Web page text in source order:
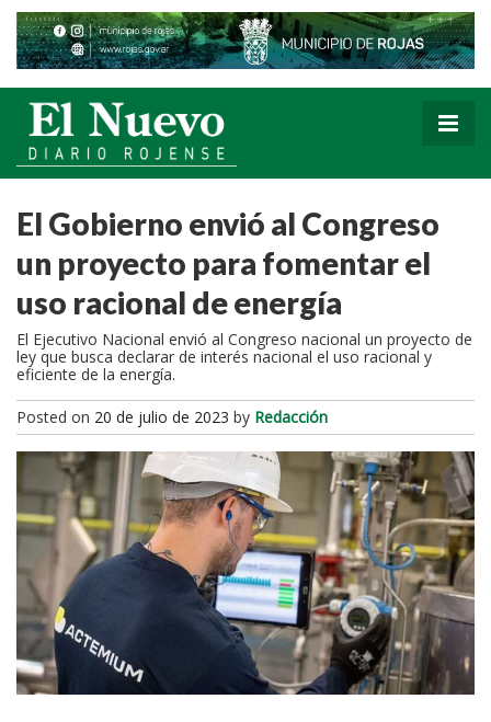
El Gobierno envió al Congreso
un proyecto para fomentar el
uso racional de energía
El Ejecutivo Nacional envió al Congreso nacional un proyecto de
ley que busca declarar de interés nacional el uso racional y
eficiente de la energía.
Posted on 20 de julio de 2023 by Redacción